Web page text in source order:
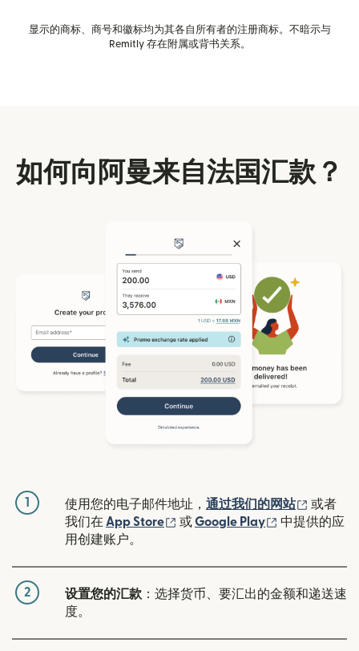
显示的商标、商号和徽标均为其各自所有者的注册商标。不暗示与
Remitly 存在附属或背书关系。
如何向阿曼来自法国汇款？
1 使用您的电子邮件地址， 通过我们的网站 （在新
或者
我们在 App Store （在新窗口中打开）
或Google Play （在新窗口中
中提供的应
用创建账户。
2 设置您的汇款 ：选择货币、要汇出的金额和递送速
度。